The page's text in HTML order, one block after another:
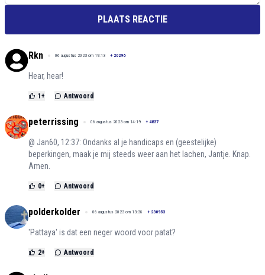
PLAATS REACTIE
Rkn 06 augustus 2023 om 19:13 + 20296
Hear, hear!
1 + Antwoord
peterrissing 06 augustus 2023 om 14:19 + 4837
@ Jan60, 12:37: Ondanks al je handicaps en (geestelijke)
beperkingen, maak je mij steeds weer aan het lachen, Jantje. Knap.
Amen.
0+ Antwoord
polderkolder 06 augustus 2023 om 13:38 + 230953
'Pattaya' is dat een neger woord voor patat?
2+ Antwoord